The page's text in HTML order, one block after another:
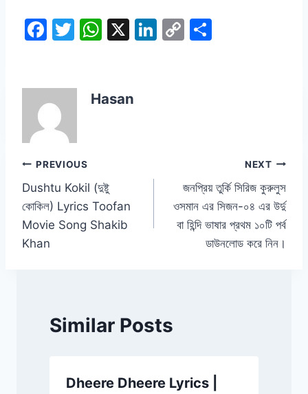
F
e
b
o
o
k
T
er
W
s
X
Li C
Hasan
Post
navigation
PREVIOUS
Dushtu Kokil (দুষ্টু
কোকিল) Lyrics Toofan
Movie Song Shakib
Khan
NEXT
জনপ্রিয় তুর্কি সিরিজ কুরুলুস
ওসমান এর সিজন-০৪ এর উর্দু
বা হিন্দি ভাষার প্রথম ১০টি পর্ব
ডাউনলোড করে নিন।
Similar Posts
Dheere Dheere Lyrics |